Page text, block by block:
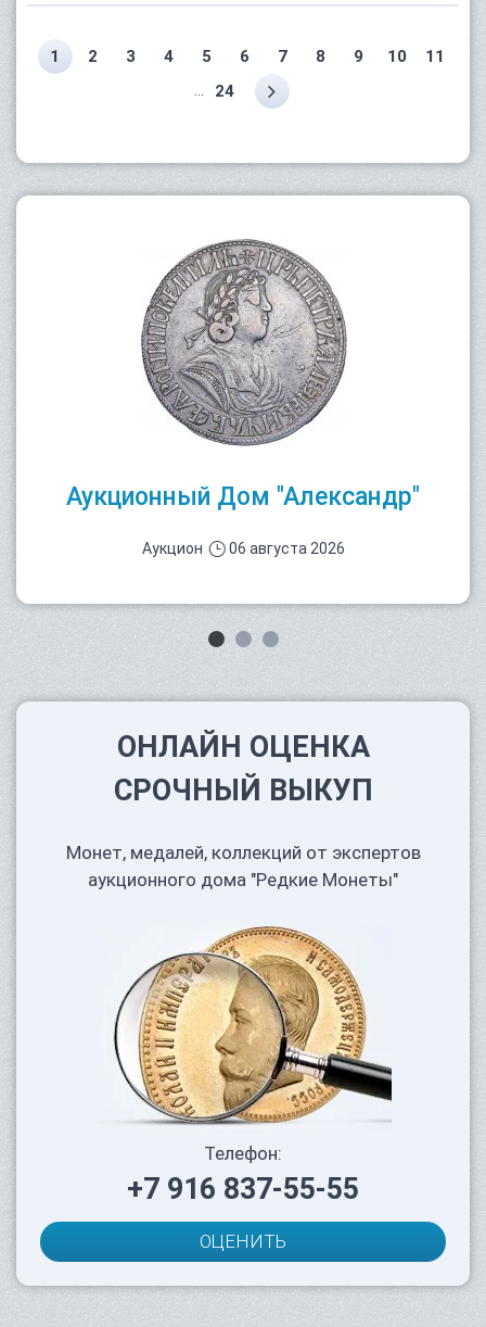
1 2 3 4 5 6 7 8 9 10 11
24
Аукционный Дом "Александр"
Аукцион 06 августа 2026
ОНЛАЙН ОЦЕНКА
СРОЧНЫЙ ВЫКУП
Монет, медалей, коллекций от экспертов
аукционного дома "Редкие Монеты"
Телефон:
+7 916 837-55-55
ОЦЕНИТЬ